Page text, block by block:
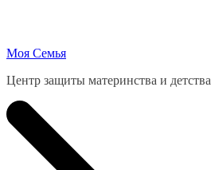
Моя Семья
Центр защиты материнства и детства